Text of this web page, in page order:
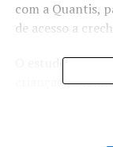
com a Quantis,
de acesso a
O estudo
crianças de